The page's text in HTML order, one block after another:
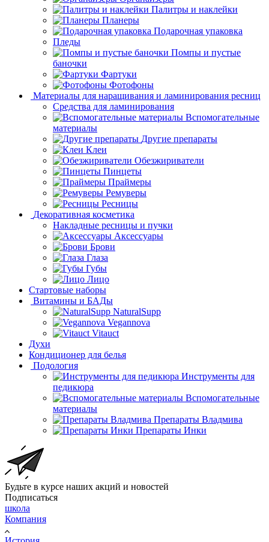
Палитры и наклейки
Планеры
Подарочная упаковка
Пледы
Помпы и пустые
баночки
Фартуки
Фотофоны
Материалы для наращивания и ламинирования ресниц
Средства для ламинирования
Вспомогательные
материалы
Другие препараты
Клеи
Обезжириватели
Пинцеты
Праймеры
Ремуверы
Ресницы
Декоративная косметика
Накладные ресницы и пучки
Аксессуары
Брови
Глаза
Губы
Лицо
Стартовые наборы
Витамины и БАДы
NaturalSupp
Vegannova
Vitauct
Духи
Кондиционер для белья
Подология
Инструменты для
педикюра
Вспомогательные
материалы
Препараты Владмива
Препараты Инки
Будьте в курсе наших акций и новостей
Подписаться
школа
Компания